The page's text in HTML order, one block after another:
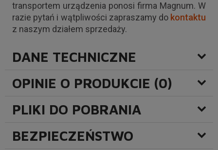
transportem urządzenia ponosi firma Magnum. W
razie pytań i wątpliwości zapraszamy do kontaktu
z naszym działem sprzedaży.
DANE TECHNICZNE
OPINIE O PRODUKCIE (0)
PLIKI DO POBRANIA
BEZPIECZEŃSTWO